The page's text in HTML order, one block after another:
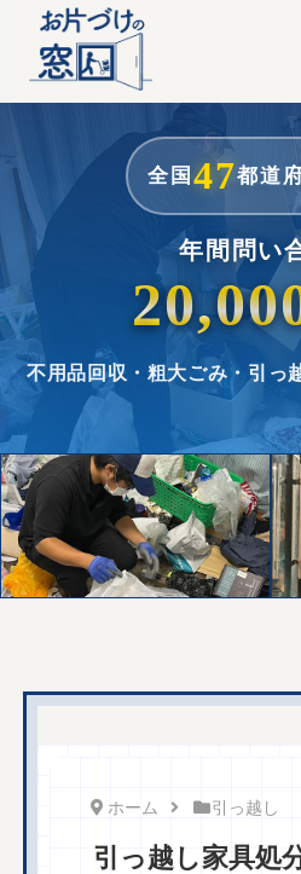
全国 47都道
年間問い
不用品回収・粗大ごみ・引っ
ホーム 引っ越し
引っ越し家具処